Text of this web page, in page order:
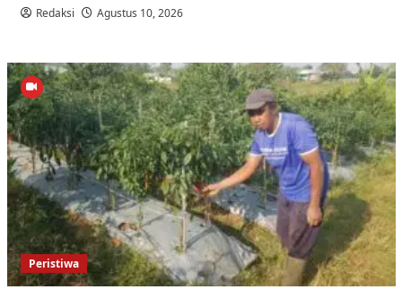
Redaksi Agustus 10, 2026
Peristiwa